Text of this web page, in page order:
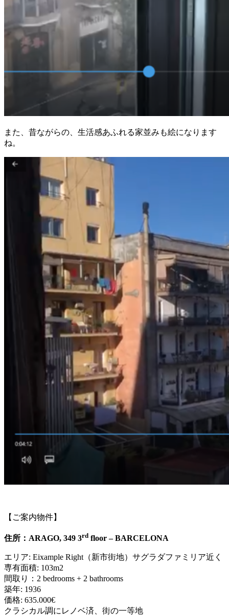
また、昔ながらの、生活感あふれる家並みも絵になります
ね。
【ご案内物件】
住所：ARAGO, 349 3rd floor – BARCELONA
エリア: Eixample Right（新市街地）サグラダファミリア近く
専有面積: 103m2
間取り：2 bedrooms + 2 bathrooms
築年: 1936
価格: 635.000€
クラシカル調にレノベ済、街の一等地